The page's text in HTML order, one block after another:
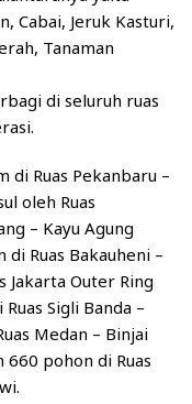
Cabai, Jeruk Kasturi,
Tanaman
di seluruh ruas
di Ruas Pekanbaru –
oleh Ruas
– Kayu Agung
Ruas Bakauheni –
Jakarta Outer Ring
Sigli Banda –
Medan – Binjai
660 pohon di Ruas